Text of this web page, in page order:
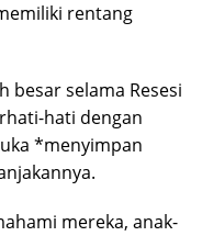
rentang
besar selama Resesi
hati dengan
*menyimpan
mereka, anak-